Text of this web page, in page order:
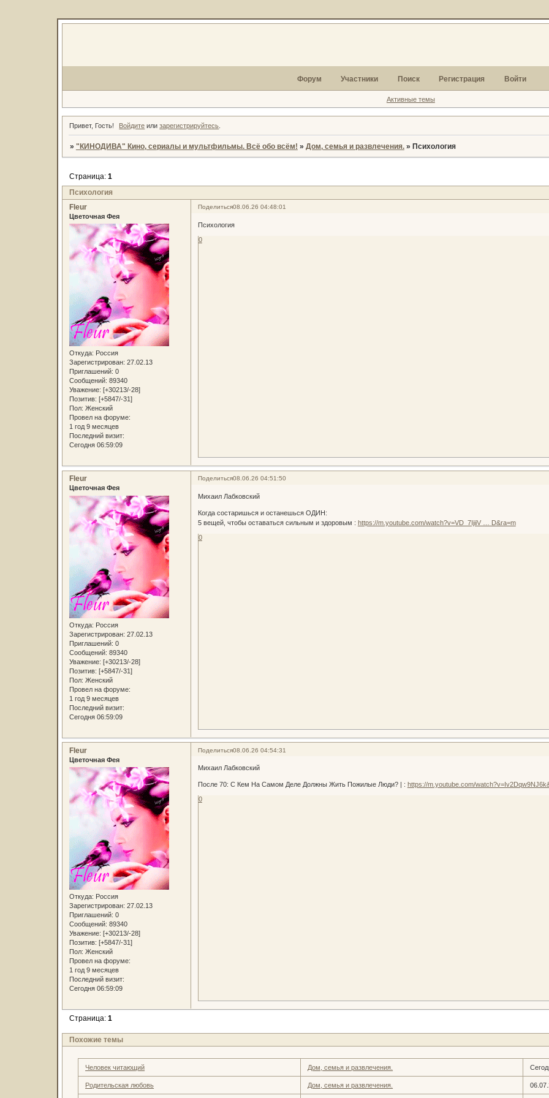
Форум Участники Поиск Регистрация Войти
Активные темы
Привет, Гость! Войдите илизарегистрируйтесь
» "КИНОДИВА" Кино, сериалы и мультфильмы. Всё обо всём! » Дом, семья и развлечения. » Психология
Психология
Страница: 1
Поделиться08.06.26 04:48:01
Fleur
Цветочная Фея
Откуда: Россия
Зарегистрирован: 27.02.13
Приглашений: 0
Сообщений: 89340
Уважение: [+30213/-28]
Позитив: [+5847/-31]
Пол: Женский
Провел на форуме:
1 год 9 месяцев
Последний визит:
Сегодня 06:59:09
Психология
0
Поделиться08.06.26 04:51:50
Fleur
Цветочная Фея
Откуда: Россия
Зарегистрирован: 27.02.13
Приглашений: 0
Сообщений: 89340
Уважение: [+30213/-28]
Позитив: [+5847/-31]
Пол: Женский
Провел на форуме:
1 год 9 месяцев
Последний визит:
Сегодня 06:59:09
Михаил Лабковский
Когда состаришься и останешься ОДИН:
5 вещей, чтобы оставаться сильным и здоровым : https://m.youtube.com/watch?v=VD_7IjiiV … D&ra=m
0
Поделиться08.06.26 04:54:31
Fleur
Цветочная Фея
Откуда: Россия
Зарегистрирован: 27.02.13
Приглашений: 0
Сообщений: 89340
Уважение: [+30213/-28]
Позитив: [+5847/-31]
Пол: Женский
Провел на форуме:
1 год 9 месяцев
Последний визит:
Сегодня 06:59:09
Михаил Лабковский
После 70: С Кем На Самом Деле Должны Жить Пожилые Люди? | : https://m.youtube.com/
0
Страница: 1
Похожие темы
Человек читающий Дом, семья и развлечения.
Родительская любовь Дом, семья и развлечения.